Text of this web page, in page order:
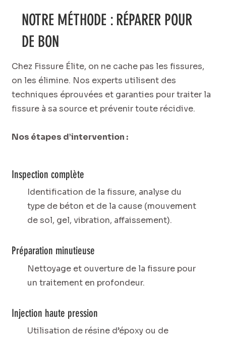
NOTRE MÉTHODE : RÉPARER POUR
DE BON
Chez Fissure Élite, on ne cache pas les fissures,
on les élimine. Nos experts utilisent des
techniques éprouvées et garanties pour traiter la
fissure à sa source et prévenir toute récidive.
Nos étapes d’intervention :
Inspection complète
Identification de la fissure, analyse du
type de béton et de la cause (mouvement
de sol, gel, vibration, affaissement).
Préparation minutieuse
Nettoyage et ouverture de la fissure pour
un traitement en profondeur.
Injection haute pression
Utilisation de résine d’époxy ou de